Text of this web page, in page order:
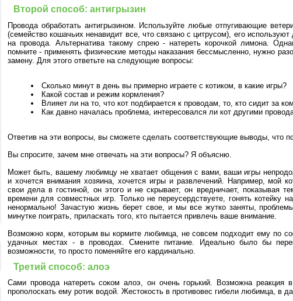
Второй способ: антигрызин
Провода обработать антигрызином. Используйте любые отпугивающие
(семейство кошачьих ненавидит все, что связано с цитрусом), его
на провода. Альтернатива такому спрею - натереть корочкой лимона.
помните - применять физические методы наказания бессмысленно, нужно
замену. Для этого ответьте на следующие вопросы:
Сколько минут в день вы примерно играете с котиком, в какие игры?
Какой состав и режим кормления?
Влияет ли на то, что кот подбирается к проводам, то, кто сидит за
Как давно началась проблема, интересовался ли кот другими
Ответив на эти вопросы, вы сможете сделать соответствующие выводы, что
Вы спросите, зачем мне отвечать на эти вопросы? Я объясню.
Может быть, вашему любимцу не хватает общения с вами, ваши игры
и хочется внимания хозяина, хочется игры и развлечений. Например, мой
свои дела в гостиной, он этого и не скрывает, он вредничает, показывая
времени для совместных игр. Только не переусердствуете, гонять
ненормально! Зачастую жизнь берет свое, и мы все жутко заняты,
минутке поиграть, приласкать того, кто пытается привлечь ваше внимание.
Возможно корм, которым вы кормите любимца, не совсем подходит ему по
удачных местах - в проводах. Смените питание. Идеально было бы
возможности, то просто поменяйте его кардинально.
Третий способ: алоэ
Сами провода натереть соком алоэ, он очень горький. Возможна
прополоскать ему ротик водой. Жестокость в противовес гибели любимца, в